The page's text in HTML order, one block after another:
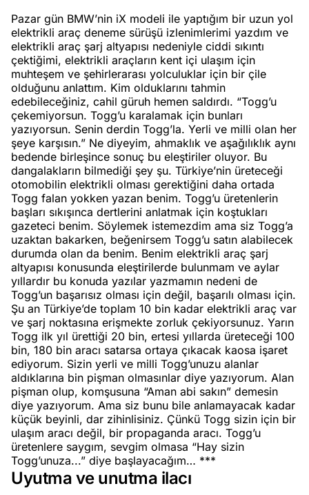
Pazar gün BMW’nin iX modeli ile yaptığım bir uzun yol
elektrikli araç deneme sürüşü izlenimlerimi yazdım ve
elektrikli araç şarj altyapısı nedeniyle ciddi sıkıntı
çektiğimi, elektrikli araçların kent içi ulaşım için
muhteşem ve şehirlerarası yolculuklar için bir çile
olduğunu anlattım. Kim olduklarını tahmin
edebileceğiniz, cahil güruh hemen saldırdı. “Togg’u
çekemiyorsun. Togg’u karalamak için bunları
yazıyorsun. Senin derdin Togg’la. Yerli ve milli olan her
şeye karşısın.” Ne diyeyim, ahmaklık ve aşağılıklık aynı
bedende birleşince sonuç bu eleştiriler oluyor. Bu
dangalakların bilmediği şey şu. Türkiye’nin üreteceği
otomobilin elektrikli olması gerektiğini daha ortada
Togg falan yokken yazan benim. Togg’u üretenlerin
başları sıkışınca dertlerini anlatmak için koştukları
gazeteci benim. Söylemek istemezdim ama siz Togg’a
uzaktan bakarken, beğenirsem Togg’u satın alabilecek
durumda olan da benim. Benim elektrikli araç şarj
altyapısı konusunda eleştirilerde bulunmam ve aylar
yıllardır bu konuda yazılar yazmamın nedeni de
Togg’un başarısız olması için değil, başarılı olması için.
Şu an Türkiye’de toplam 10 bin kadar elektrikli araç var
ve şarj noktasına erişmekte zorluk çekiyorsunuz. Yarın
Togg ilk yıl ürettiği 20 bin, ertesi yıllarda üreteceği 100
bin, 180 bin aracı satarsa ortaya çıkacak kaosa işaret
ediyorum. Sizin yerli ve milli Togg’unuzu alanlar
aldıklarına bin pişman olmasınlar diye yazıyorum. Alan
pişman olup, komşusuna “Aman abi sakın” demesin
diye yazıyorum. Ama siz bunu bile anlamayacak kadar
küçük beyinli, dar zihinlisiniz. Çünkü Togg sizin için bir
ulaşım aracı değil, bir propaganda aracı. Togg’u
üretenlere saygım, sevgim olmasa “Hay sizin
Togg’unuza...” diye başlayacağım… ***
Uyutma ve unutma ilacı